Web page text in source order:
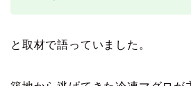
と取材で語っていました。